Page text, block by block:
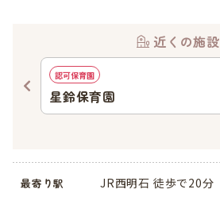
近くの施設
認可保育園
星鈴保育園
最寄り駅 JR西明石 徒歩で20分